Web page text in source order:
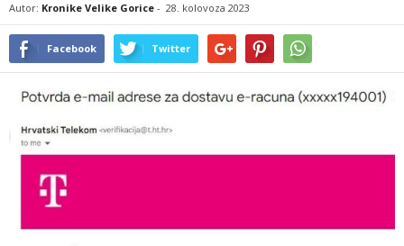
Autor: Kronike Velike Gorice - 28. kolovoza 2023
Facebook Twitter